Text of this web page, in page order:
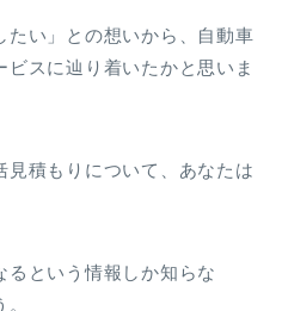
たい」との想いから、自動車
スに辿り着いたかと思いま
見積もりについて、あなたは
るという情報しか知らな